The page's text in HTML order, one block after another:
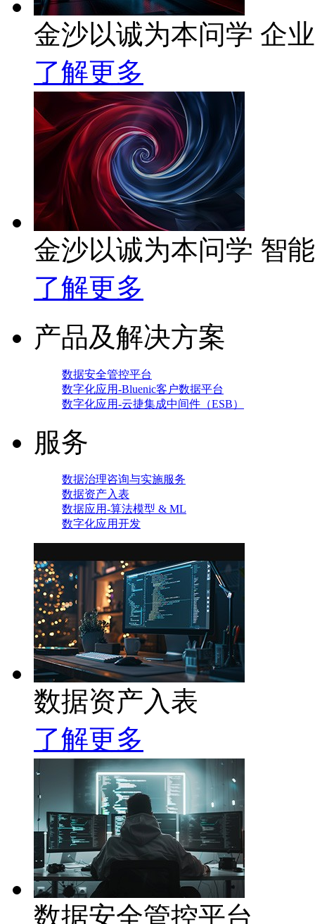
金沙以诚为本问学 企
了解更多
金沙以诚为本问学 智
了解更多
产品及解决方案
数据安全管控平台
数字化应用-Bluenic客户数据平台
数字化应用-云捷集成中间件（ESB）
服务
数据治理咨询与实施服务
数据资产入表
数据应用-算法模型 & ML
数字化应用开发
数据资产入表
了解更多
数据安全管控平台